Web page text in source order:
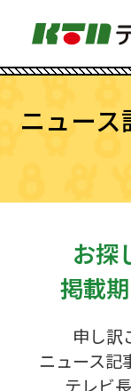
ニュー
お探
掲載
申し訳
ニュース記
テレビ